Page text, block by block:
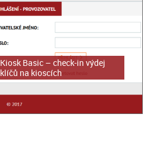
Kiosk Basic – check-in výdej
klíčů na kioscích